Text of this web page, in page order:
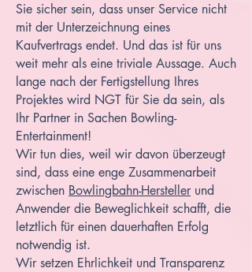
Sie sicher sein, dass unser Service nicht
mit der Unterzeichnung eines
Kaufvertrags endet. Und das ist für uns
weit mehr als eine triviale Aussage. Auch
lange nach der Fertigstellung Ihres
Projektes wird NGT für Sie da sein, als
Ihr Partner in Sachen Bowling-
Entertainment!
Wir tun dies, weil wir davon überzeugt
sind, dass eine enge Zusammenarbeit
zwischen Bowlingbahn-Hersteller und
Anwender die Beweglichkeit schafft, die
letztlich für einen dauerhaften Erfolg
notwendig ist.
Wir setzen Ehrlichkeit und Transparenz